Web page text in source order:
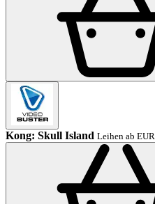
Kong: Skull Island Leihen ab EUR